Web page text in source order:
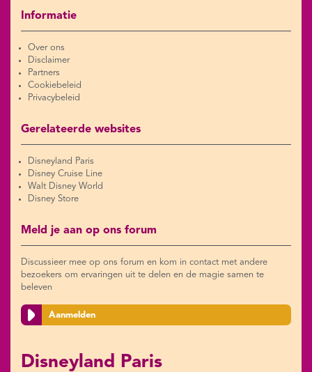
Informatie
Over ons
Disclaimer
Partners
Cookiebeleid
Privacybeleid
Gerelateerde websites
Disneyland Paris
Disney Cruise Line
Walt Disney World
Disney Store
Meld je aan op ons forum
Discussieer mee op ons forum en kom in contact met andere
bezoekers om ervaringen uit te delen en de magie samen te
beleven
Aanmelden
Disneyland Paris